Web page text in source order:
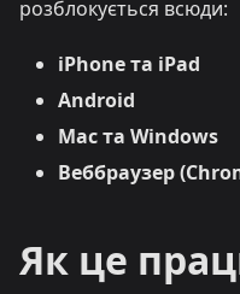
розблокується всюди:
iPhone та iPad
Android
Mac та Windows
Веббраузер
Як це